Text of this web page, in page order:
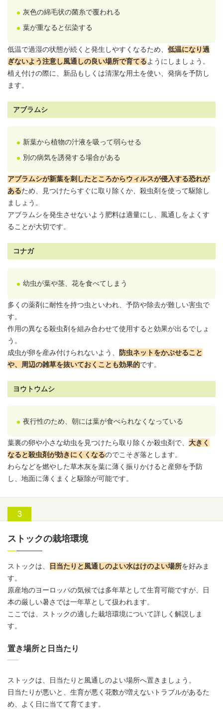
灰色の綿毛状の菌糸で覆われる
葉が重なると伝染する
低温で過湿の状態が続くと発生しやすくなるため、 低温になり過
ぎないよう注意し風通しの良い場所で育てるようにしましょう。
植え付けの際に、新品もしくは清潔な用土を使い、発病を予防し
ます。
アブラムシ
新葉から植物の汁液を吸って弱らせる
別の病気を誘発する場合がある
アブラムシが新葉を刺したところからウィルスが侵入する恐れが
あるため、見つけたらすぐに取り除くか、殺虫剤を使って駆除し
ましょう。
アブラムシを発生させないよう肥料は適量にし、風通しをよくす
ることが大切です。
コナガ
幼虫が葉や茎、花を食べてしまう
多くの薬剤に耐性を持つ虫といわれ、予防や除去が難しい害虫で
す。
作用の異なる殺虫剤を組み合わせて使用すると効果が出るでしょ
う。
成虫が卵を産み付けられないよう、
防虫ネットをかぶせること
や、周辺の雑草を抜いておくことも効果的です。
ヨウトウムシ
夜行性のため、朝には葉が食べられなくなっている
葉裏の卵や小さな幼虫を見つけたら取り除くか殺虫剤で、 大きく
なると殺虫剤が効きにくくなるのでこそぎ落とします。
わらなどを燃やした草木灰を葉に薄く振りかけると産卵を予防
し、地面に薄くまくと駆除が可能です。
ストックの栽培環境
ストックは、 日当たりと風通しのよい水はけのよい場所を好みま
す。
原産地のヨーロッパの気候では多年草として生育可能ですが、日
本の厳しい暑さでは一年草として扱われます。
ここでは、ストックの適した栽培環境について詳しく解説しま
す。
置き場所と日当たり
ストックは、日当たりと風通しのよい場所へ置きましょう。
日当たりが悪いと、生育が悪く花数が増えないトラブルがあるた
め、よく日に当てて育てます。